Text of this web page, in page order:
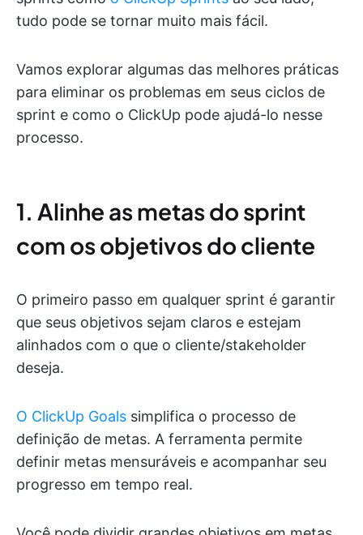
tudo pode se tornar muito mais fácil.
Vamos explorar algumas das melhores práticas
para eliminar os problemas em seus ciclos de
sprint e como o ClickUp pode ajudá-lo nesse
processo.
1. Alinhe as metas do sprint
com os objetivos do cliente
O primeiro passo em qualquer sprint é garantir
que seus objetivos sejam claros e estejam
alinhados com o que o cliente/stakeholder
deseja.
O ClickUp Goals simplifica o processo de
definição de metas. A ferramenta permite
definir metas mensuráveis e acompanhar seu
progresso em tempo real.